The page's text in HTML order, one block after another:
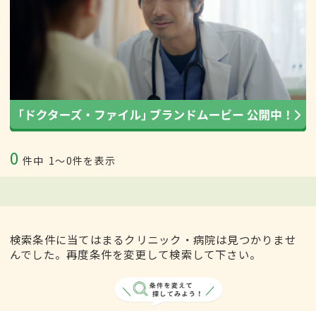
0 件中 1〜0件を表示
検索条件に当てはまるクリニック・病院は見つかりませ
んでした。再度条件を変更して検索して下さい。